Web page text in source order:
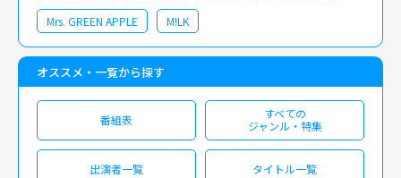
Mrs. GREEN APPLE M!LK
オススメ・一覧から探す
番組表
すべての
ジャンル・特集
出演者一覧 タイトル一覧